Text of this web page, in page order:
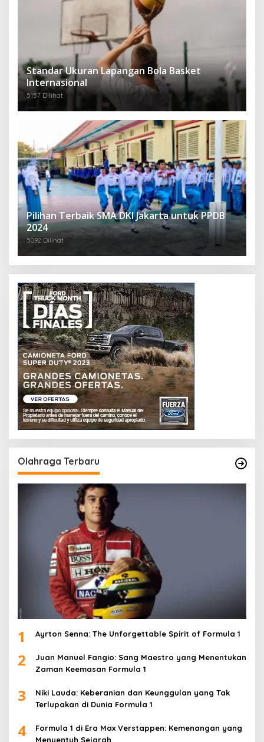
Standar Ukuran Lapangan Bola Basket
Internasional
5157 Dilihat
Pilihan Terbaik SMA DKI Jakarta untuk PPDB
2024
5092 Dilihat
Olahraga Terbaru
1 Ayrton Senna: The Unforgettable Spirit of Formula 1
2
Juan Manuel Fangio: Sang Maestro yang Menentukan
Zaman Keemasan Formula 1
3
Niki Lauda: Keberanian dan Keunggulan yang Tak
Terlupakan di Dunia Formula 1
4
Formula 1 di Era Max Verstappen: Kemenangan yang
Menyentuh Sejarah